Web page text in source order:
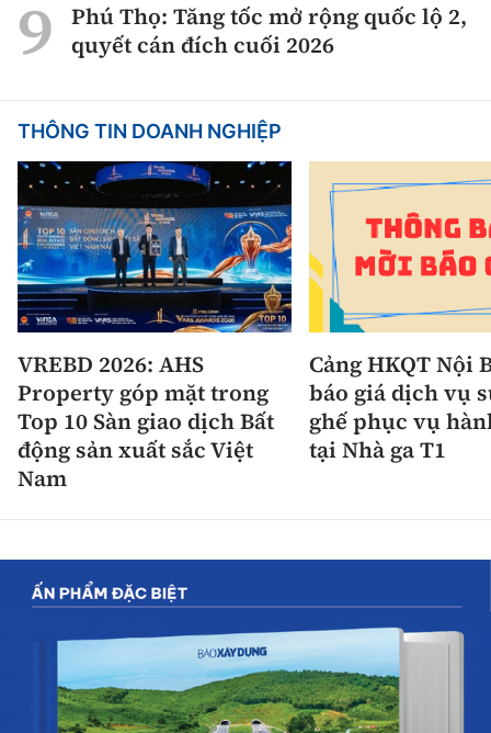
Phú Thọ: Tăng tốc mở rộng quốc lộ 2,
quyết cán đích cuối 2026
THÔNG TIN DOANH NGHIỆP
VREBD 2026: AHS
Property góp mặt trong
Top 10 Sàn giao dịch Bất
động sản xuất sắc Việt
Nam
Cảng HKQT Nội
báo giá dịch vụ
ghế phục vụ
tại Nhà ga T1